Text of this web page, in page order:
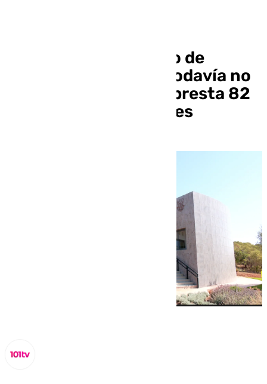
El cementerio público de
animales de Málaga todavía no
cala en la población: presta 82
servicios en seis meses